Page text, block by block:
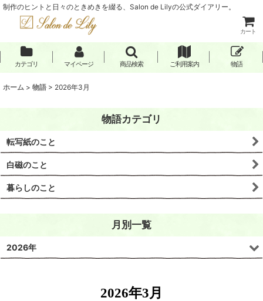
制作のヒントと日々のときめきを綴る、Salon de Lilyの公式ダイアリー。
カート
カテゴリ マイページ 商品検索 ご利用案内 物語
ホーム > 物語 > 2026年3月
2026年3月
物語カテゴリ
転写紙のこと
白磁のこと
暮らしのこと
月別一覧
2026年